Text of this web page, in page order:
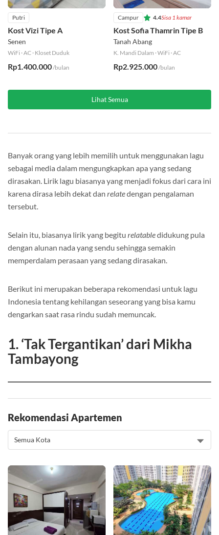
Putri
Kost Vizi Tipe A
Senen
WiFi ·AC · Kloset Duduk
Rp1.400.000/bulan
Campur 4.4Sisa 1 kamar
Kost Sofia Thamrin Tipe B
Tanah Abang
K. Mandi Dalam ·WiFi ·AC
Rp2.925.000/bulan
Lihat Semua
Banyak orang yang lebih memilih untuk menggunakan lagu
sebagai media dalam mengungkapkan apa yang sedang
dirasakan. Lirik lagu biasanya yang menjadi fokus dari cara ini
karena dirasa lebih dekat dan relatedengan pengalaman
tersebut.
Selain itu, biasanya lirik yang begitu relatabledidukung pula
dengan alunan nada yang sendu sehingga semakin
memperdalam perasaan yang sedang dirasakan.
Berikut ini merupakan beberapa rekomendasi untuk lagu
Indonesia tentang kehilangan seseorang yang bisa kamu
dengarkan saat rasa rindu sudah memuncak.
1.‘Tak Tergantikan’ dari Mikha
Tambayong
Rekomendasi Apartemen